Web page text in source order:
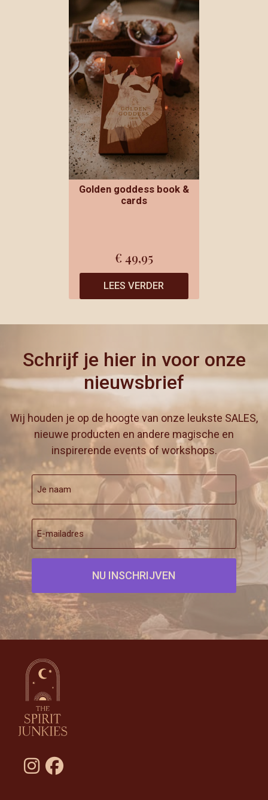
Golden goddess book &
cards
€ 49,95
LEES VERDER
Schrijf je hier in voor onze
nieuwsbrief
Wij houden je op de hoogte van onze leukste SALES,
nieuwe producten en andere magische en
inspirerende events of workshops.
naam
(Vereist)
E-
mailadres